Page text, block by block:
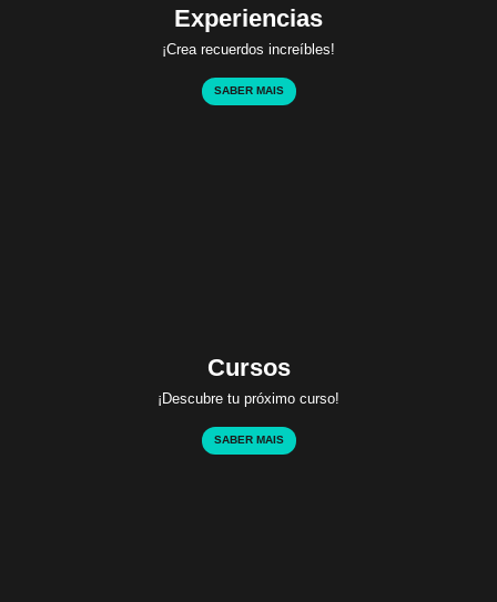
Experiencias
¡Crea recuerdos increíbles!
SABER MAIS
Cursos
¡Descubre tu próximo curso!
SABER MAIS